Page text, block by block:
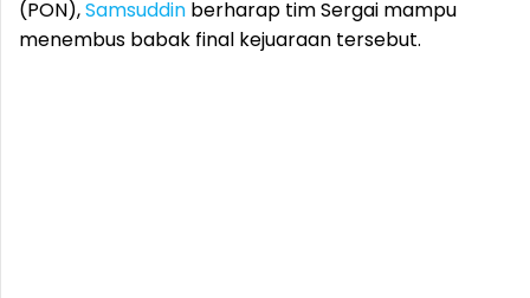
(PON),Samsuddin berharap tim Sergai mampu
menembus babak final kejuaraan tersebut.